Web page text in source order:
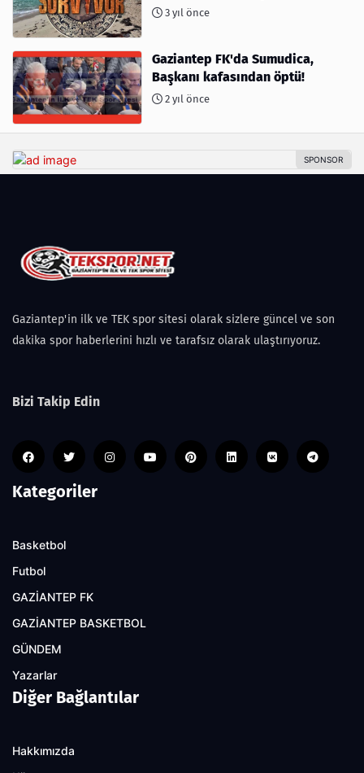
kimler var?
3 yıl önce
Gaziantep FK'da Sumudica,
Başkanı kafasından öptü!
2 yıl önce
Gaziantep'in ilk ve TEK spor sitesi olarak sizlere güncel ve son
dakika spor haberlerini hızlı ve tarafsız olarak ulaştırıyoruz.
Bizi Takip Edin
Kategoriler
Basketbol
Futbol
GAZİANTEP FK
GAZİANTEP BASKETBOL
GÜNDEM
Yazarlar
Diğer Bağlantılar
Hakkımızda